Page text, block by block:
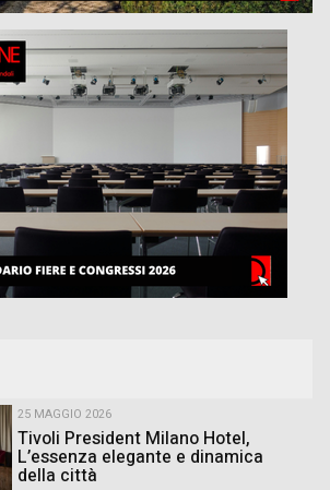
25 MAGGIO 2026
Tivoli President Milano Hotel,
L’essenza elegante e dinamica
della città